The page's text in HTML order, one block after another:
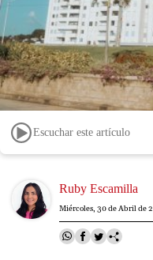
Escuchar este artículo
Image Ruby Escamilla
Miércoles, 30 de Abril de